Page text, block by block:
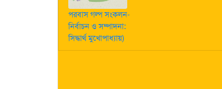
পরবাস গল্প সংকলন-
নির্বাচন ও সম্পাদনা:
সিদ্ধার্থ মুখোপাধ্যায়)